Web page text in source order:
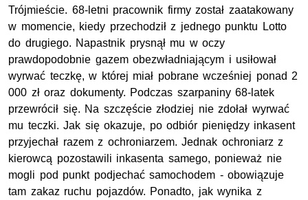
Trójmieście. 68-letni pracownik firmy został zaatakowany
w momencie, kiedy przechodził z jednego punktu Lotto
do drugiego. Napastnik prysnął mu w oczy
prawdopodobnie gazem obezwładniającym i usiłował
wyrwać teczkę, w której miał pobrane wcześniej ponad 2
000 zł oraz dokumenty. Podczas szarpaniny 68-latek
przewrócił się. Na szczęście złodziej nie zdołał wyrwać
mu teczki. Jak się okazuje, po odbiór pieniędzy inkasent
przyjechał razem z ochroniarzem. Jednak ochroniarz z
kierowcą pozostawili inkasenta samego, ponieważ nie
mogli pod punkt podjechać samochodem - obowiązuje
tam zakaz ruchu pojazdów. Ponadto, jak wynika z